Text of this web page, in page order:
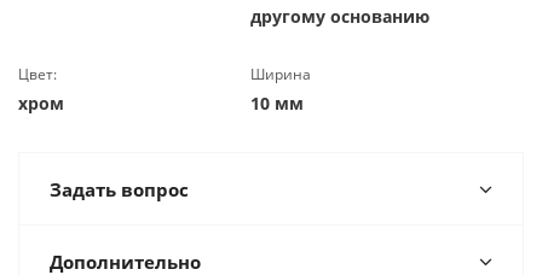
другому основанию
Цвет:
хром
Ширина
10 мм
Задать вопрос
Дополнительно